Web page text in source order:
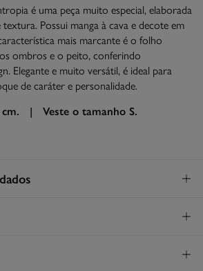
é uma peça muito especial, elaborada
Possui manga à cava e decote em
mais marcante é o folho
ombros e o peito, conferindo
Elegante e muito versátil, é ideal para
de caráter e personalidade.
cm. | Veste o tamanho S.